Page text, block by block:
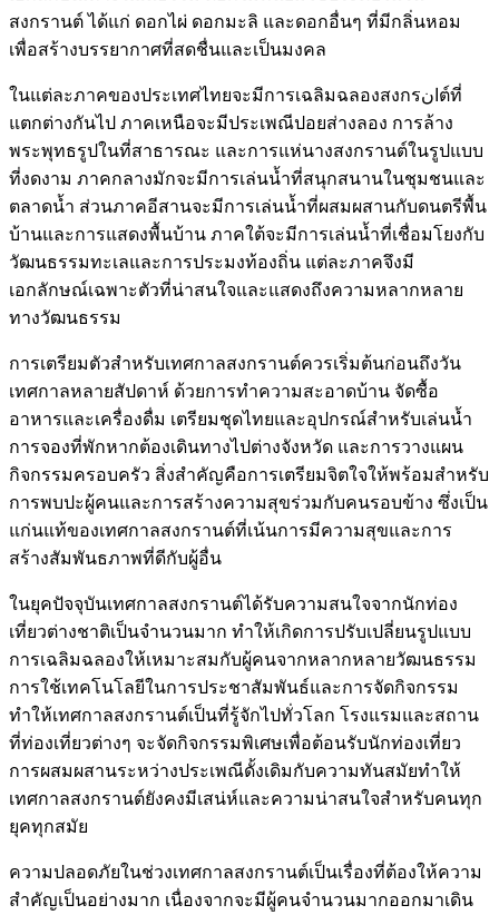
สงกรานต์ ได้แก่ ดอกไผ่ ดอกมะลิ และดอกอื่นๆ ที่มีกลิ่นหอม
เพื่อสร้างบรรยากาศที่สดชื่นและเป็นมงคล
ในแต่ละภาคของประเทศไทยจะมีการเฉลิมฉลองสงกรانต์ที่
แตกต่างกันไป ภาคเหนือจะมีประเพณีปอยส่างลอง การล้าง
พระพุทธรูปในที่สาธารณะ และการแห่นางสงกรานต์ในรูปแบบ
ที่งดงาม ภาคกลางมักจะมีการเล่นน้ำที่สนุกสนานในชุมชนและ
ตลาดน้ำ ส่วนภาคอีสานจะมีการเล่นน้ำที่ผสมผสานกับดนตรีพื้น
บ้านและการแสดงพื้นบ้าน ภาคใต้จะมีการเล่นน้ำที่เชื่อมโยงกับ
วัฒนธรรมทะเลและการประมงท้องถิ่น แต่ละภาคจึงมี
เอกลักษณ์เฉพาะตัวที่น่าสนใจและแสดงถึงความหลากหลาย
ทางวัฒนธรรม
การเตรียมตัวสำหรับเทศกาลสงกรานต์ควรเริ่มต้นก่อนถึงวัน
เทศกาลหลายสัปดาห์ ด้วยการทำความสะอาดบ้าน จัดซื้อ
อาหารและเครื่องดื่ม เตรียมชุดไทยและอุปกรณ์สำหรับเล่นน้ำ
การจองที่พักหากต้องเดินทางไปต่างจังหวัด และการวางแผน
กิจกรรมครอบครัว สิ่งสำคัญคือการเตรียมจิตใจให้พร้อมสำหรับ
การพบปะผู้คนและการสร้างความสุขร่วมกับคนรอบข้าง ซึ่งเป็น
แก่นแท้ของเทศกาลสงกรานต์ที่เน้นการมีความสุขและการ
สร้างสัมพันธภาพที่ดีกับผู้อื่น
ในยุคปัจจุบันเทศกาลสงกรานต์ได้รับความสนใจจากนักท่อง
เที่ยวต่างชาติเป็นจำนวนมาก ทำให้เกิดการปรับเปลี่ยนรูปแบบ
การเฉลิมฉลองให้เหมาะสมกับผู้คนจากหลากหลายวัฒนธรรม
การใช้เทคโนโลยีในการประชาสัมพันธ์และการจัดกิจกรรม
ทำให้เทศกาลสงกรานต์เป็นที่รู้จักไปทั่วโลก โรงแรมและสถาน
ที่ท่องเที่ยวต่างๆ จะจัดกิจกรรมพิเศษเพื่อต้อนรับนักท่องเที่ยว
การผสมผสานระหว่างประเพณีดั้งเดิมกับความทันสมัยทำให้
เทศกาลสงกรานต์ยังคงมีเสน่ห์และความน่าสนใจสำหรับคนทุก
ยุคทุกสมัย
ความปลอดภัยในช่วงเทศกาลสงกรานต์เป็นเรื่องที่ต้องให้ความ
สำคัญเป็นอย่างมาก เนื่องจากจะมีผู้คนจำนวนมากออกมาเดิน